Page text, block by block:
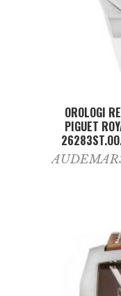
OROLOGI
PIGUET